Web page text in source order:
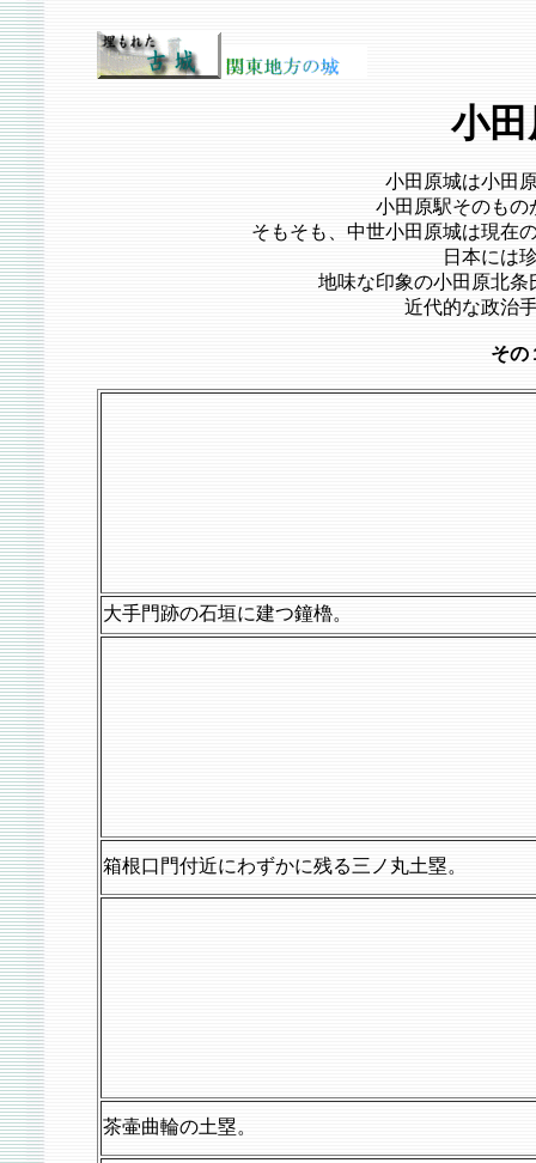
小
小田原城は小田
小田原駅そのもの
そもそも、中世小田原城は現在
日本には
地味な印象の小田原北
近代的な政治
その
大手門跡の石垣に建つ鐘櫓。
箱根口門付近にわずかに残る三ノ丸土塁。
茶壷曲輪の土塁。